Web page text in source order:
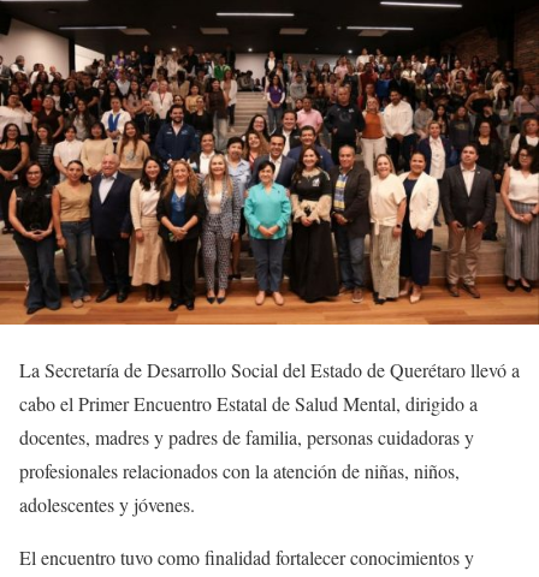
La Secretaría de Desarrollo Social del Estado de Querétaro llevó a
cabo el Primer Encuentro Estatal de Salud Mental, dirigido a
docentes, madres y padres de familia, personas cuidadoras y
profesionales relacionados con la atención de niñas, niños,
adolescentes y jóvenes.
El encuentro tuvo como finalidad fortalecer conocimientos y